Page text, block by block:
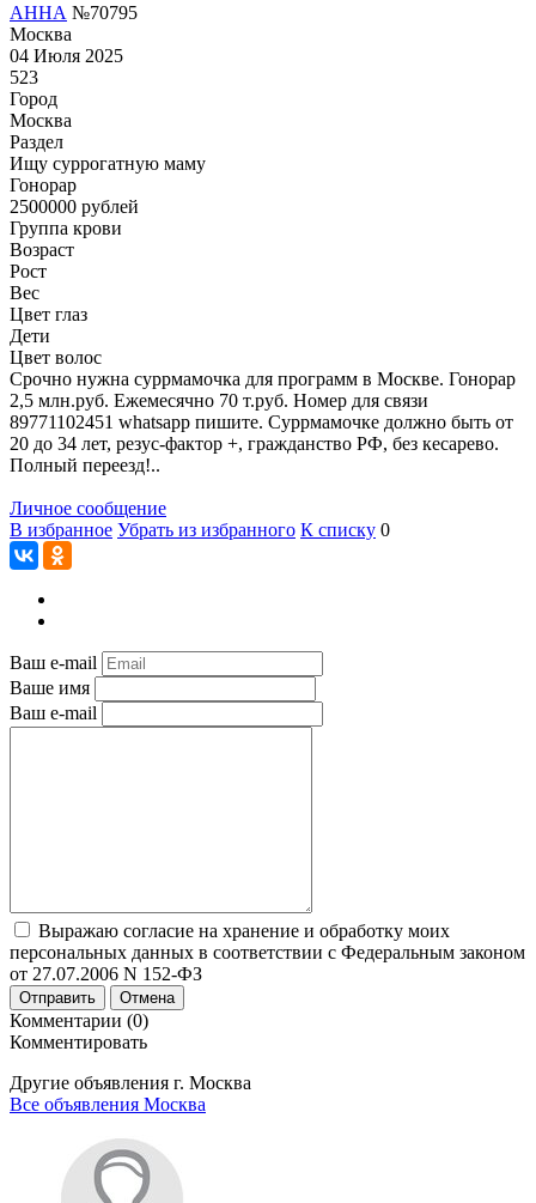
АННА №70795
Москва
04 Июля 2025
523
Город
Москва
Раздел
Ищу суррогатную маму
Гонoрар
2500000 рублей
Группа крови
Возраст
Рост
Вес
Цвет глаз
Дети
Цвет волос
Срочно нужна суррмамочка для программ в Москве. Гонорар
2,5 млн.руб. Ежемесячно 70 т.руб. Номер для связи
89771102451 whatsapp пишите. Суррмамочке должно быть от
20 до 34 лет, резус-фактор +, гражданство РФ, без кесарево.
Полный переезд!..
Личное сообщение
В избранное Убрать из избранного К списку 0
Ваш e-mail
Ваше имя
Ваш e-mail
Выражаю согласие на хранение и обработку моих
персональных данных в соответствии с Федеральным законом
от 27.07.2006 N 152-ФЗ
Отправить Отмена
Комментарии (0)
Комментировать
Другие объявления г. Москва
Все объявления Москва